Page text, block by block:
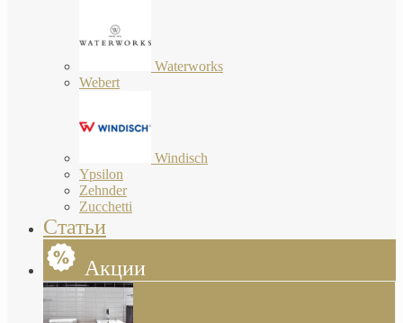
Waterworks
Webert
Windisch
Ypsilon
Zehnder
Zucchetti
Статьи
Акции